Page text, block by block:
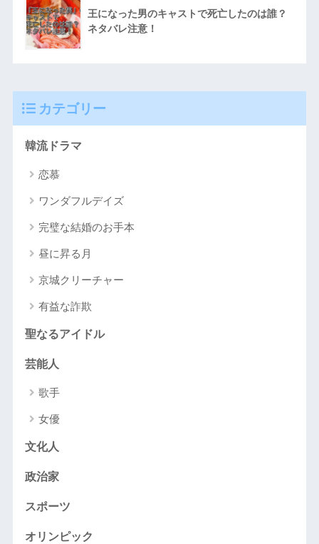
王になった男のキャストで死亡したのは誰？
ネタバレ注意！
カテゴリー
韓流ドラマ
恋慕
ワンダフルデイズ
完璧な結婚のお手本
昼に昇る月
京城クリーチャー
有益な詐欺
聖なるアイドル
芸能人
歌手
女優
文化人
政治家
スポーツ
オリンピック